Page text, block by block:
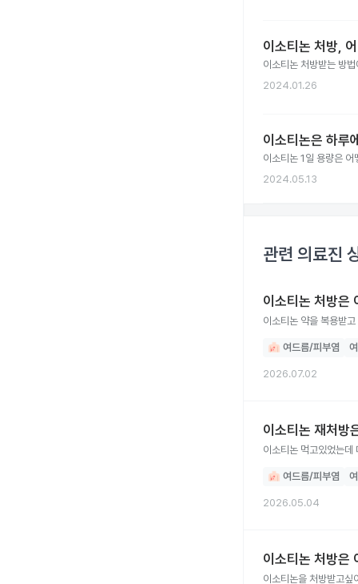
이소티논 처방,
이소티논 처방받는 방
2024.01.26
이소티논은 하루
이소티논 1일 용량은 어
2024.05.13
관련 의료진
이소티논 처방은
이소티논 약을 복용받
여드름/피부염
2026.07.02
이소티논 재처방
이소티논 먹고있었는데
여드름/피부염
2026.05.04
이소티논 처방은
이소티논을 처방받고싶